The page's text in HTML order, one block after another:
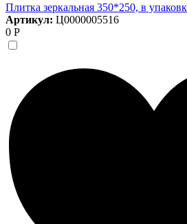
Плитка зеркальная 350*250, в
Артикул: Ц0000005516
0 Р